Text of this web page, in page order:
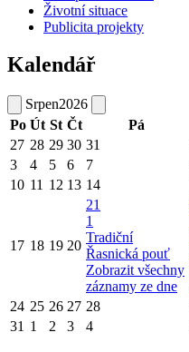
Životní situace
Publicita projekty
Kalendář
Srpen2026
Po Út St Čt Pá
27 28 29 30 31
3
4 5 6 7
10 11 12 13 14
17 18 19 20
21
1
Tradiční
Řasnická pouť
Zobrazit všechny
záznamy ze dne
24 25 26 27 28
31 1 2 3 4